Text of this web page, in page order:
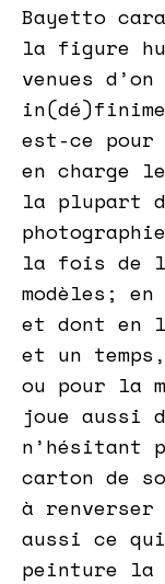
Bayetto
la figure
venues
est-ce pour
en charge
la plupart
la fois de
modèles;
et dont en
et un
ou pour la
joue aussi
n’hésitant
carton de
à renverser
aussi ce
peinture la